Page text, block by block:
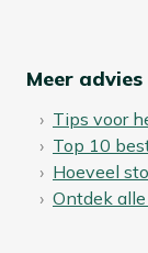
Meer advies
Tips voor
Top 10
Hoeveel
Ontdek